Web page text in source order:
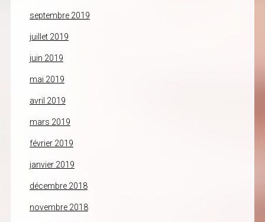
septembre 2019
juillet 2019
juin 2019
mai 2019
avril 2019
mars 2019
février 2019
janvier 2019
décembre 2018
novembre 2018